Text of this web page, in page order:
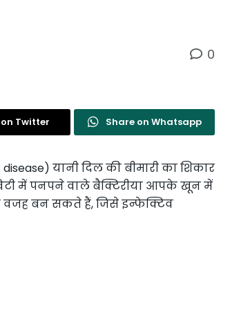
0
Twitter Share on Whatsapp
यानी दिल की बीमारी का शिकार
में पनपने वाले बैक्टिरीया आपके खून में
बन सकते हैं, जिसे इन्फेक्टिव